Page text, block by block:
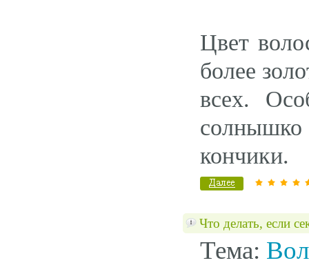
Цвет
более
всех.
солнышко
кончики.
Что делать, если
Тема: